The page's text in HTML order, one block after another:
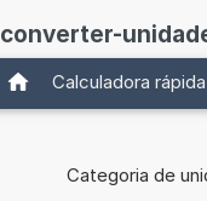
converter-
Calculadora
Categoria de